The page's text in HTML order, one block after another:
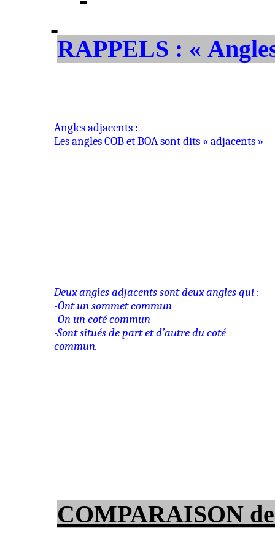
RAPPELS : «
Angles adjacents :
Les angles COB et BOA sont dits « adjacents »
Deux angles adjacents sont deux angles qui :
-Ont un sommet commun
-On un coté commun
-Sont situés de part et d’autre du coté
commun.
COMPARAISON